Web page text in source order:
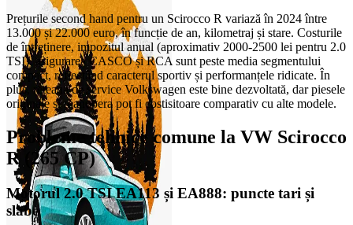
Prețurile second hand pentru un Scirocco R variază în 2024 între
13.000 și 22.000 euro, în funcție de an, kilometraj și stare. Costurile
de întreținere, impozitul anual (aproximativ 2000-2500 lei pentru 2.0
TSI), asigurarea CASCO și RCA sunt peste media segmentului
compact, reflectând caracterul sportiv și performanțele ridicate. În
plus, rețeaua de service Volkswagen este bine dezvoltată, dar piesele
originale și manopera pot fi costisitoare comparativ cu alte modele.
Probleme tehnice comune la VW Scirocco
R (265 CP)
Motorul 2.0 TSI EA113 și EA888: puncte tari și
slabe